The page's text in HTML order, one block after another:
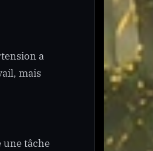
a
mais
une tâche